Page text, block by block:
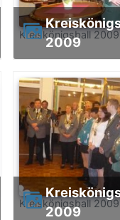
Kreiskönigsball 2009
Kreiskönigsball
2009
Kreiskönigsball 2009
Kreiskönigsball
2009